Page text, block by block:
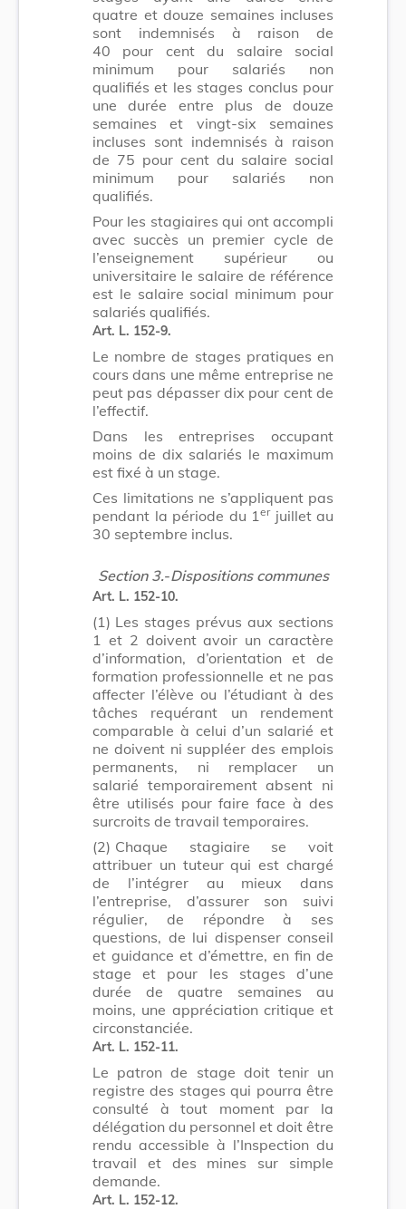
quatre et douze semaines incluses
sont indemnisés à raison de
40 pour cent du salaire social
minimum pour salariés non
qualifiés et les stages conclus pour
une durée entre plus de douze
semaines et vingt-six semaines
incluses sont indemnisés à raison
de 75 pour cent du salaire social
minimum pour salariés non
qualifiés.
Pour les stagiaires qui ont accompli
avec succès un premier cycle de
l’enseignement supérieur ou
universitaire le salaire de référence
est le salaire social minimum pour
salariés qualifiés.
Art. L. 152-9.
Le nombre de stages pratiques en
cours dans une même entreprise ne
peut pas dépasser dix pour cent de
l’effectif.
Dans les entreprises occupant
moins de dix salariés le maximum
est fixé à un stage.
Ces limitations ne s’appliquent pas
pendant la période du 1 erjuillet au
30 septembre inclus.
Section 3.-Dispositions communes
Art. L. 152-10.
(1) Les stages prévus aux sections
1 et 2 doivent avoir un caractère
d’information, d’orientation et de
formation professionnelle et ne pas
affecter l’élève ou l’étudiant à des
tâches requérant un rendement
comparable à celui d’un salarié et
ne doivent ni suppléer des emplois
permanents, ni remplacer un
salarié temporairement absent ni
être utilisés pour faire face à des
surcroits de travail temporaires.
(2) Chaque stagiaire se voit
attribuer un tuteur qui est chargé
de l’intégrer au mieux dans
l’entreprise, d’assurer son suivi
régulier, de répondre à ses
questions, de lui dispenser conseil
et guidance et d’émettre, en fin de
stage et pour les stages d’une
durée de quatre semaines au
moins, une appréciation critique et
circonstanciée.
Art. L. 152-11.
Le patron de stage doit tenir un
registre des stages qui pourra être
consulté à tout moment par la
délégation du personnel et doit être
rendu accessible à l’Inspection du
travail et des mines sur simple
demande.
Art. L. 152-12.